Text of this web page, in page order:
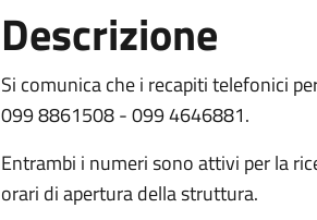
Descrizione
Si comunica che i recapiti telefonici
099 8861508 - 099 4646881.
Entrambi i numeri sono attivi per la
orari di apertura della struttura.